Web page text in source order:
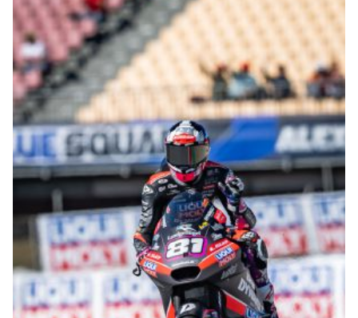
© intactGP